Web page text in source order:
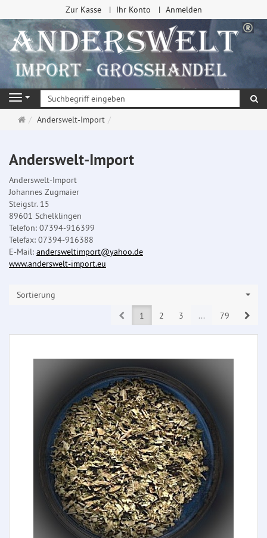
Zur Kasse Ihr Konto Anmelden
Navigation
Startseite
Anderswelt-Import
Anderswelt-Import
Anderswelt-Import
Johannes Zugmaier
Steigstr. 15
89601 Schelklingen
Telefon: 07394-916399
Telefax: 07394-916388
E-Mail: andersweltimport@yahoo.de
www.anderswelt-import.eu
Sortierung
1 2 3 ... 79